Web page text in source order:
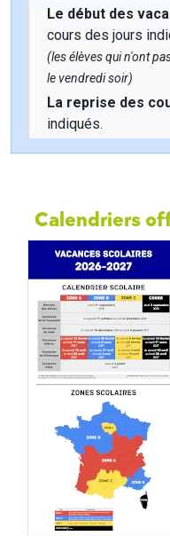
Le début des
cours des jours
(les élèves qui n'ont
le vendredi soir)
La reprise des
indiqués.
Calendriers